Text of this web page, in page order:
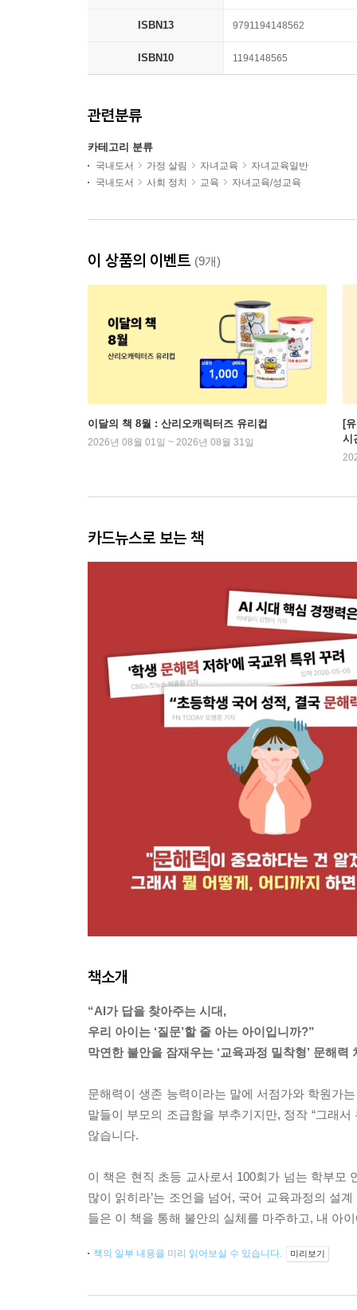
ISBN13 9791194148562
ISBN10 1194148565
관련분류
카테고리 분류
국내도서 가정 살림 자녀교육
자녀교육일반
국내도서
사회 정치 교육 자녀교육/성교육
이 상품의 이벤트 (9개)
이달의 책 8월 : 산리오캐릭터즈 유리컵
2026년 08월 01일 ~ 2026년 08월 31일
[
시
카드뉴스로 보는 책
책소개
“AI가 답을 찾아주는 시대,
우리 아이는 ‘질문’할 줄 아는 아이입니까?”
막연한 불안을 잠재우는 ‘교육과정 밀착형’ 문해력
문해력이 생존 능력이라는 말에 서점가와 학원가
말들이 부모의 조급함을 부추기지만, 정작 “그래
않습니다.
이 책은 현직 초등 교사로서 100회가 넘는 학부모
많이 읽히라’는 조언을 넘어, 국어 교육과정의 설
들은 이 책을 통해 불안의 실체를 마주하고, 내 아
책의 일부 내용을 미리 읽어보실 수 있습니다. 미리보기